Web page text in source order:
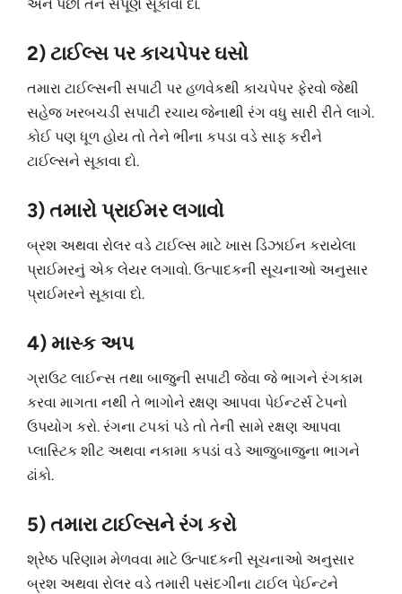
અને પછી તેને સંપૂર્ણ સૂકાવા દો.
2) ટાઈલ્સ પર કાચપેપર ઘસો
તમારા ટાઈલ્સની સપાટી પર હળવેકથી કાચપેપર ફેરવો જેથી
સહેજ ખરબચડી સપાટી રચાય જેનાથી રંગ વધુ સારી રીતે લાગે.
કોઈ પણ ધૂળ હોય તો તેને ભીના કપડા વડે સાફ કરીને
ટાઈલ્સને સૂકાવા દો.
3) તમારો પ્રાઈમર લગાવો
બ્રશ અથવા રોલર વડે ટાઈલ્સ માટે ખાસ ડિઝાઈન કરાયેલા
પ્રાઈમરનું એક લેયર લગાવો. ઉત્પાદકની સૂચનાઓ અનુસાર
પ્રાઈમરને સૂકાવા દો.
4) માસ્ક અપ
ગ્રાઉટ લાઈન્સ તથા બાજુની સપાટી જેવા જે ભાગને રંગકામ
કરવા માગતા નથી તે ભાગોને રક્ષણ આપવા પેઈન્ટર્સ ટેપનો
ઉપયોગ કરો. રંગના ટપકાં પડે તો તેની સામે રક્ષણ આપવા
પ્લાસ્ટિક શીટ અથવા નકામા કપડાં વડે આજુબાજુના ભાગને
ઢાંકો.
5) તમારા ટાઈલ્સને રંગ કરો
શ્રેષ્ઠ પરિણામ મેળવવા માટે ઉત્પાદકની સૂચનાઓ અનુસાર
બ્રશ અથવા રોલર વડે તમારી પસંદગીના ટાઈલ પેઈન્ટને